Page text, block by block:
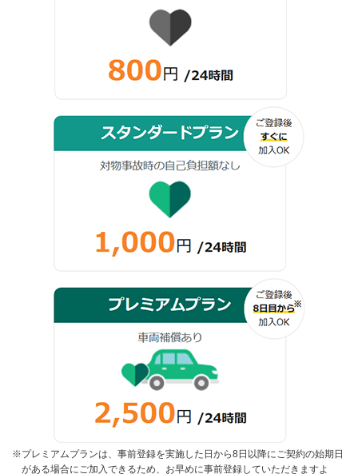
※プレミアムプランは、事前登録を実施した日から8日以降にご契約の始期日
がある場合にご加入できるため、お早めに事前登録していただきますよ